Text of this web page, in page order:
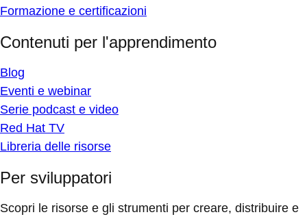
Formazione e certificazioni
Contenuti per l'apprendimento
Blog
Eventi e webinar
Serie podcast e video
Red Hat TV
Libreria delle risorse
Per sviluppatori
Scopri le risorse e gli strumenti per creare, distribuire e